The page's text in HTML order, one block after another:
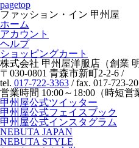
pagetop
ファッション・イン 甲州屋
ホーム
アカウント
ヘルプ
ショッピングカート
株式会社 甲州屋洋服店（創業
〒030-0801 青森市新町2-2-6 /
tel. 017-722-3363 / fax. 017-723-
営業時間 10:00～18:00（時短営
甲州屋公式ツイッター
甲州屋公式フェイスブック
甲州屋公式インスタグラム
NEBUTA JAPAN
NEBUTA STYLE